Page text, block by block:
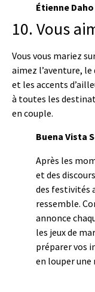
Étienne Daho
10. Vous
Vous vous mariez
aimez l’aventure,
et les accents
à toutes les
en couple.
Buena Vista
Après les
et des
des festivités
ressemble.
annonce
les jeux de
préparer vos
en louper